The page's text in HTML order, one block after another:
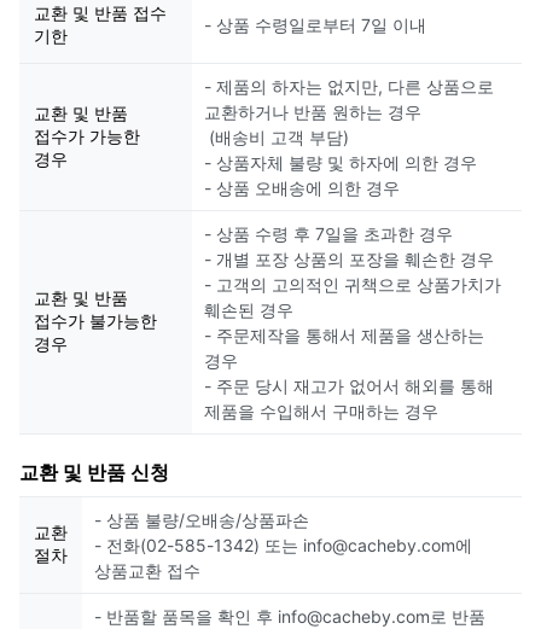
교환 및 반품 접수
기한
- 상품 수령일로부터 7일 이내
교환 및 반품
접수가 가능한
경우
- 제품의 하자는 없지만, 다른 상품으로
교환하거나 반품 원하는 경우
(배송비 고객 부담)
- 상품자체 불량 및 하자에 의한 경우
- 상품 오배송에 의한 경우
교환 및 반품
접수가 불가능한
경우
- 상품 수령 후 7일을 초과한 경우
- 개별 포장 상품의 포장을 훼손한 경우
- 고객의 고의적인 귀책으로 상품가치가
훼손된 경우
- 주문제작을 통해서 제품을 생산하는
경우
- 주문 당시 재고가 없어서 해외를 통해
제품을 수입해서 구매하는 경우
교환 및 반품 신청
교환
절차
- 상품 불량/오배송/상품파손
- 전화(02-585-1342) 또는 info@cacheby.com에
상품교환 접수
- 반품할 품목을 확인 후 info@cacheby.com로 반품